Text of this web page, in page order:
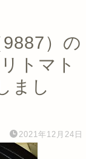
）の
トマト
まし
2021年12月24日